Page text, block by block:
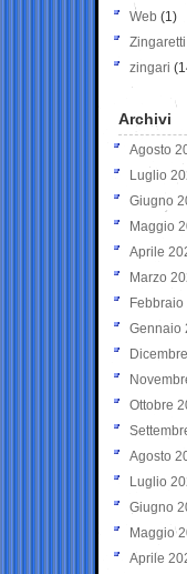
Web (1)
Zingaretti
zingari
Archivi
Agosto
Luglio
Giugno
Maggio
Aprile
Marzo
Febbraio
Gennaio
Ottobre
Agosto
Luglio
Giugno
Maggio
Aprile